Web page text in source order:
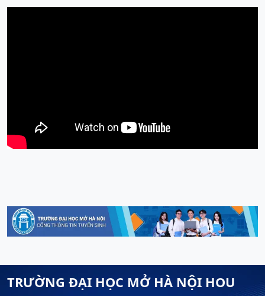
TRƯỜNG ĐẠI HỌC MỞ HÀ NỘI HOU